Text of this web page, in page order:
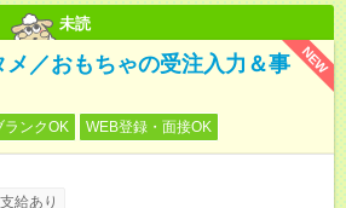
未読
NEW
／おもちゃの受注入力＆事
ランクOK WEB登録・面接OK
給あり